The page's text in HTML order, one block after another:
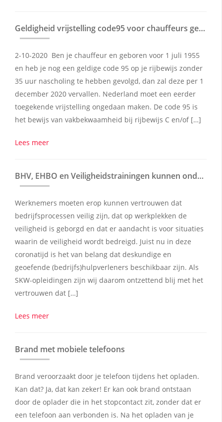
Geldigheid vrijstelling code95 voor chauffeurs geboren voor 1 juli 1955 vervalt per 1 december 2020.
2-10-2020 Ben je chauffeur en geboren voor 1 juli 1955
en heb je nog een geldige code 95 op je rijbewijs zonder
35 uur nascholing te hebben gevolgd, dan zal deze per 1
december 2020 vervallen. Nederland moet een eerder
toegekende vrijstelling ongedaan maken. De code 95 is
het bewijs van vakbekwaamheid bij rijbewijs C en/of […]
Lees meer
BHV, EHBO en Veiligheidstrainingen kunnen ondanks de aangescherpte Coronamaatregelen veilig doorgang vinden.
Werknemers moeten erop kunnen vertrouwen dat
bedrijfsprocessen veilig zijn, dat op werkplekken de
veiligheid is geborgd en dat er aandacht is voor situaties
waarin de veiligheid wordt bedreigd. Juist nu in deze
coronatijd is het van belang dat deskundige en
geoefende (bedrijfs)hulpverleners beschikbaar zijn. Als
SKW-opleidingen zijn wij daarom ontzettend blij met het
vertrouwen dat […]
Lees meer
Brand met mobiele telefoons
Brand veroorzaakt door je telefoon tijdens het opladen.
Kan dat? Ja, dat kan zeker! Er kan ook brand ontstaan
door de oplader die in het stopcontact zit, zonder dat er
een telefoon aan verbonden is. Na het opladen van je